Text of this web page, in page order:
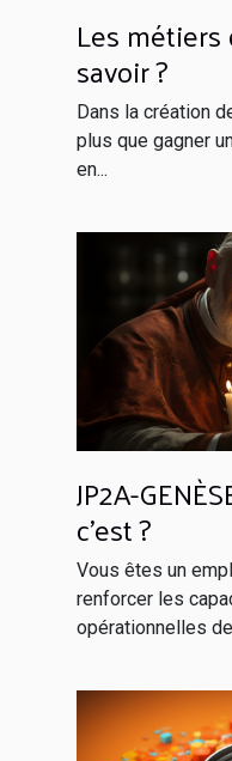
Les
savoir ?
Dans la création
plus que gagner
en...
JP2A-
c’est ?
Vous êtes un
renforcer les
opérationnelles